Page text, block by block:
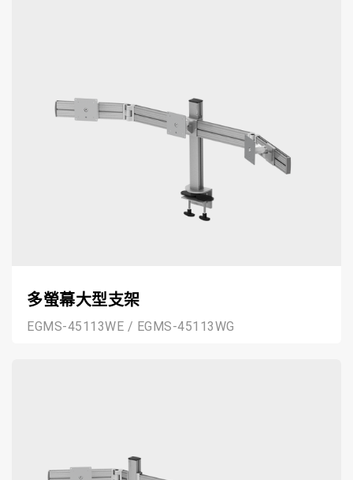
多螢幕大型支架
EGMS-45113WE / EGMS-45113WG